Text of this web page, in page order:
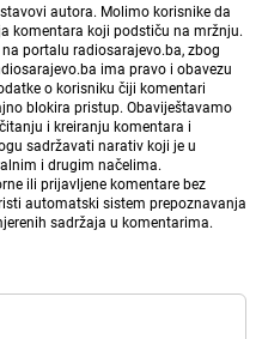
autora. Molimo korisnike da
komentara koji podstiču na mržnju.
portalu radiosarajevo.ba, zbog
ima pravo i obavezu
o korisniku čiji komentari
blokira pristup. Obaviještavamo
i kreiranju komentara i
sadržavati narativ koji je u
i drugim načelima.
ili prijavljene komentare bez
automatski sistem prepoznavanja
sadržaja u komentarima.